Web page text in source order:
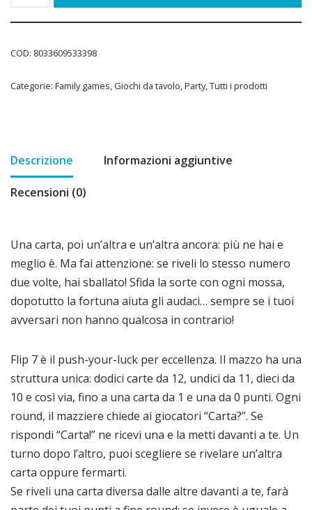
COD: 8033609533398
Categorie: Family games,Giochi da tavolo,Party,Tutti i prodotti
Descrizione Informazioni aggiuntive
Recensioni (0)
Una carta, poi un’altra e un’altra ancora: più ne hai e
meglio è. Ma fai attenzione: se riveli lo stesso numero
due volte, hai sballato! Sfida la sorte con ogni mossa,
dopotutto la fortuna aiuta gli audaci… sempre se i tuoi
avversari non hanno qualcosa in contrario!
Flip 7 è il push-your-luck per eccellenza. Il mazzo ha una
struttura unica: dodici carte da 12, undici da 11, dieci da
10 e così via, fino a una carta da 1 e una da 0 punti. Ogni
round, il mazziere chiede ai giocatori “Carta?”. Se
rispondi “Carta!” ne ricevi una e la metti davanti a te. Un
turno dopo l’altro, puoi scegliere se rivelare un’altra
carta oppure fermarti.
Se riveli una carta diversa dalle altre davanti a te, farà